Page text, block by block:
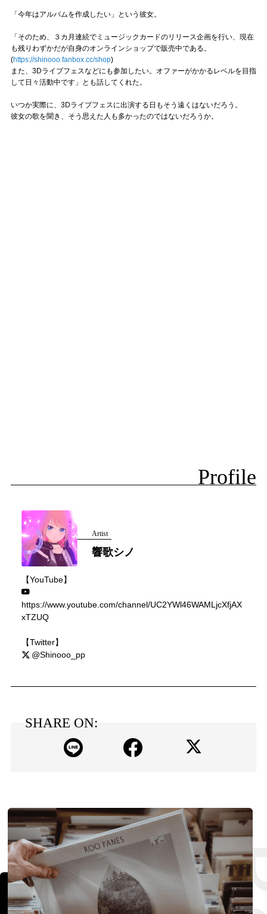
「今年はアルバムを作成したい」という彼女。
「そのため、３カ月連続でミュージックカードのリリース企画を行い、現在
も残りわずかだが自身のオンラインショップで販売中である。
(https://shinooo.fanbox.cc/shop)
また、3Dライブフェスなどにも参加したい。オファーがかかるレベルを目指
して日々活動中です」とも話してくれた。
いつか実際に、3Dライブフェスに出演する日もそう遠くはないだろう。
彼女の歌を聞き、そう思えた人も多かったのではないだろうか。
Profile
Artist
響歌シノ
【YouTube】
https://www.youtube.com/channel/UC2YWl46WAMLjcXfjAX
xTZUQ
【Twitter】
@Shinooo_pp
SHARE ON: